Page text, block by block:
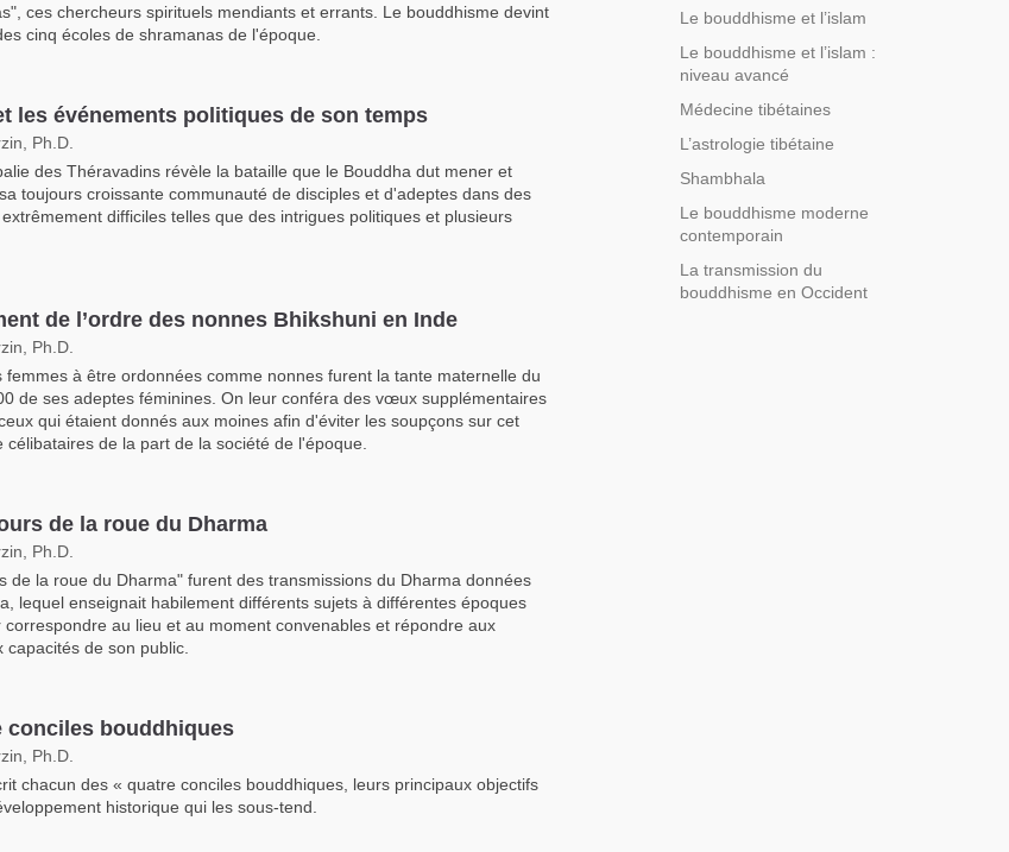
Le bouddhisme et l’islam
Le bouddhisme et l’islam :
niveau avancé
Médecine tibétaines
L’astrologie tibétaine
Shambhala
Le bouddhisme moderne
contemporain
La transmission du
bouddhisme en Occident
ces chercheurs spirituels mendiants et errants. Le bouddhisme devint
cinq écoles de shramanas de l'époque.
les événements politiques de son temps
Ph.D.
des Théravadins révèle la bataille que le Bouddha dut mener et
toujours croissante communauté de disciples et d'adeptes dans des
difficiles telles que des intrigues politiques et plusieurs
de l’ordre des nonnes Bhikshuni en Inde
Ph.D.
femmes à être ordonnées comme nonnes furent la tante maternelle du
de ses adeptes féminines. On leur conféra des vœux supplémentaires
qui étaient donnés aux moines afin d'éviter les soupçons sur cet
célibataires de la part de la société de l'époque.
de la roue du Dharma
Ph.D.
de la roue du Dharma" furent des transmissions du Dharma données
lequel enseignait habilement différents sujets à différentes époques
correspondre au lieu et au moment convenables et répondre aux
capacités de son public.
conciles bouddhiques
Ph.D.
chacun des « quatre conciles bouddhiques, leurs principaux objectifs
historique qui les sous-tend.